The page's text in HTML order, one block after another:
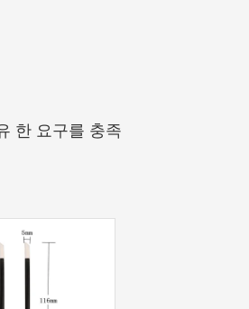
한 요구를 충족